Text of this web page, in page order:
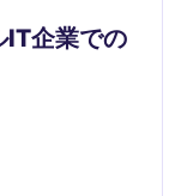
IT企業での